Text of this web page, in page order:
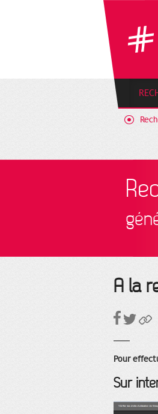
A la
Pour
Sur
Gestion de vos préférences sur les